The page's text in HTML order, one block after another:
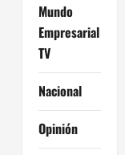
Mundo
Empresarial
TV
Nacional
Opinión